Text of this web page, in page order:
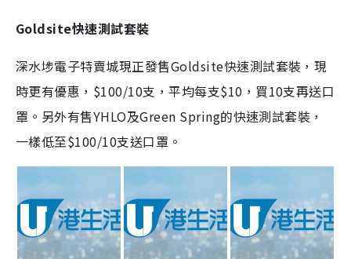
Goldsite快速測試套裝
深水埗電子特賣城現正發售Goldsite快速測試套裝，現
時更有優惠，$100/10支，平均每支$10，買10支再送口
罩。另外有售YHLO及Green Spring的快速測試套裝，
一樣低至$100/10支送口罩。